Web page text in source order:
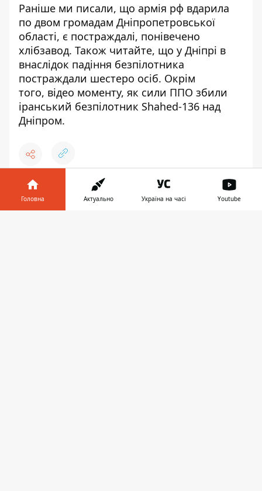
Раніше ми писали, що армія рф вдарила
по двом громадам Дніпропетровської
області, є постраждалі, понівечено
хлібзавод. Також читайте, що у Дніпрі в
внаслідок падіння безпілотника
постраждали шестеро осіб. Окрім
того, відео моменту, як сили ППО збили
іранський безпілотник Shahed-136 над
Дніпром.
👍 ♥ 😆
Головна Актуально Україна на часі Youtube